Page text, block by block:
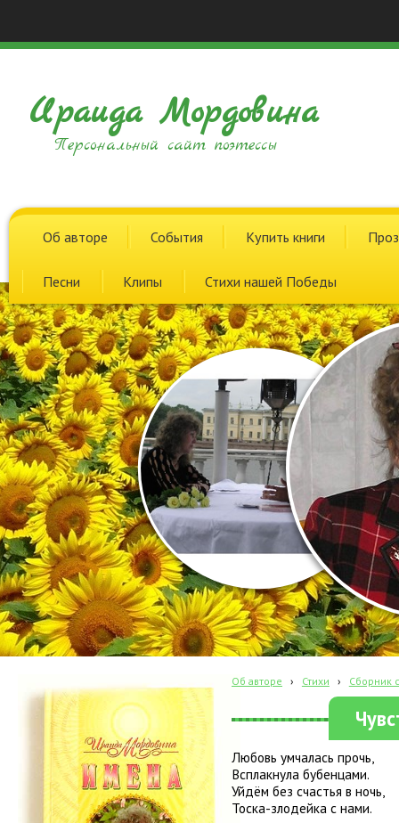
Ираида Мордовина
Персональный сайт поэтессы
Об авторе События Купить книги
Песни Клипы Стихи нашей Победы
Об авторе › Стихи › Сборник
Любовь умчалась прочь,
Всплакнула бубенцами.
Уйдём без счастья в ночь,
Тоска-злодейка с нами.